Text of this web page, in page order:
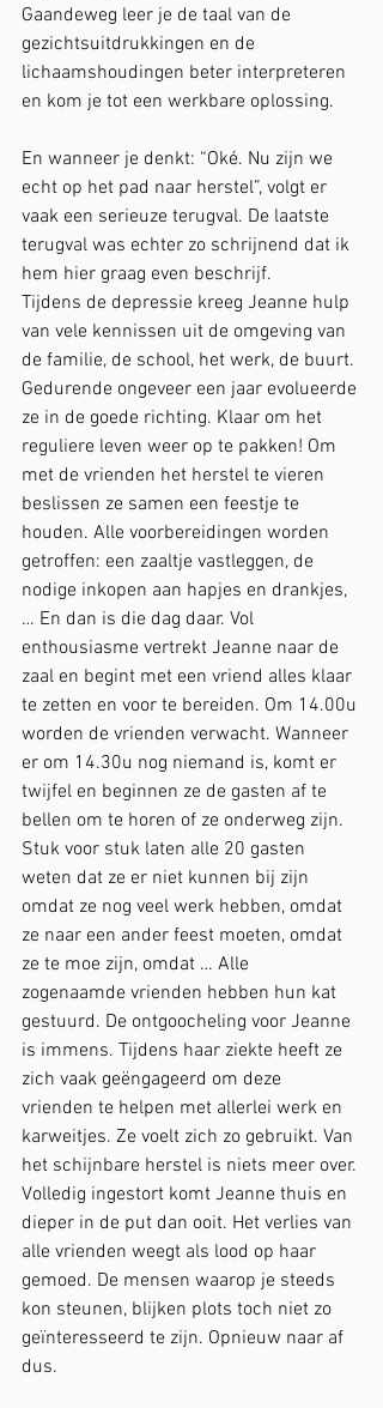
Gaandeweg leer je de taal van de
gezichtsuitdrukkingen en de
lichaamshoudingen beter interpreteren
en kom je tot een werkbare oplossing.
En wanneer je denkt: “Oké. Nu zijn we
echt op het pad naar herstel”, volgt er
vaak een serieuze terugval. De laatste
terugval was echter zo schrijnend dat ik
hem hier graag even beschrijf.
Tijdens de depressie kreeg Jeanne hulp
van vele kennissen uit de omgeving van
de familie, de school, het werk, de buurt.
Gedurende ongeveer een jaar evolueerde
ze in de goede richting. Klaar om het
reguliere leven weer op te pakken! Om
met de vrienden het herstel te vieren
beslissen ze samen een feestje te
houden. Alle voorbereidingen worden
getroffen: een zaaltje vastleggen, de
nodige inkopen aan hapjes en drankjes,
… En dan is die dag daar. Vol
enthousiasme vertrekt Jeanne naar de
zaal en begint met een vriend alles klaar
te zetten en voor te bereiden. Om 14.00u
worden de vrienden verwacht. Wanneer
er om 14.30u nog niemand is, komt er
twijfel en beginnen ze de gasten af te
bellen om te horen of ze onderweg zijn.
Stuk voor stuk laten alle 20 gasten
weten dat ze er niet kunnen bij zijn
omdat ze nog veel werk hebben, omdat
ze naar een ander feest moeten, omdat
ze te moe zijn, omdat … Alle
zogenaamde vrienden hebben hun kat
gestuurd. De ontgoocheling voor Jeanne
is immens. Tijdens haar ziekte heeft ze
zich vaak geëngageerd om deze
vrienden te helpen met allerlei werk en
karweitjes. Ze voelt zich zo gebruikt. Van
het schijnbare herstel is niets meer over.
Volledig ingestort komt Jeanne thuis en
dieper in de put dan ooit. Het verlies van
alle vrienden weegt als lood op haar
gemoed. De mensen waarop je steeds
kon steunen, blijken plots toch niet zo
geïnteresseerd te zijn. Opnieuw naar af
dus.